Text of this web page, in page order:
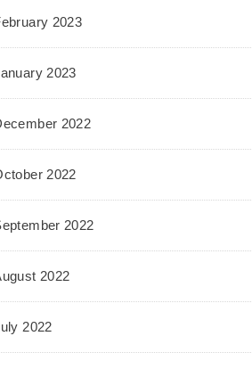
2023
2023
2022
2022
2022
2022
2022